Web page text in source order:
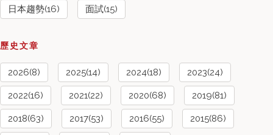
日本趨勢(16) 面試(15)
歷史文章
2026(8) 2025(14) 2024(18) 2023(24)
2022(16) 2021(22) 2020(68) 2019(81)
2018(63) 2017(53) 2016(55) 2015(86)